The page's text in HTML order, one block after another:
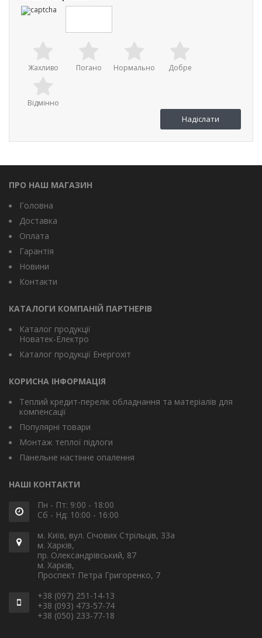
Жахливо Погано Нормально Добре
Відмінно
ПРО НАШ МАГАЗИН
Головна
Доставка
Оплата
Гарантія
Новини
Контакти
КАТАЛОГИ КОМПАНІЙ ПАРТНЕРІВ
Каталог продукції
Новатек-Електро
Каталог продукції Енергохіт
КОРИСНА ІНФОРМАЦІЯ
Теплий кредит-перелік обладнання та матеріалів для
компенсації
Популярні товари
Монтаж теплої підлоги
Панельне настінне опалення
НАШІ КОНТАКТИ
Пн - Пт: 9:00 - 18:00
Сб - Нд: 10:00 - 16:00
м. Київ, вул. Січових Стрільців, 33а
м. Харків,
пр. Олександрівський, 87
м. Харків,
Проспект Петра Григоренко, 7
+38 (097) 251-14-13
+38 (093) 473-57-74
+38 (050) 233-77-18